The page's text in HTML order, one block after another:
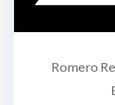
Romero